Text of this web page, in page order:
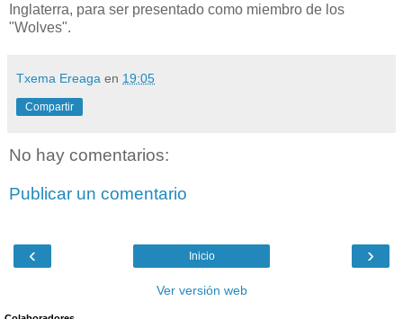
Inglaterra, para ser presentado como miembro de los
"Wolves".
Txema Ereaga en 19:05
Compartir
No hay comentarios:
Publicar un comentario
‹ ›
Inicio
Ver versión web